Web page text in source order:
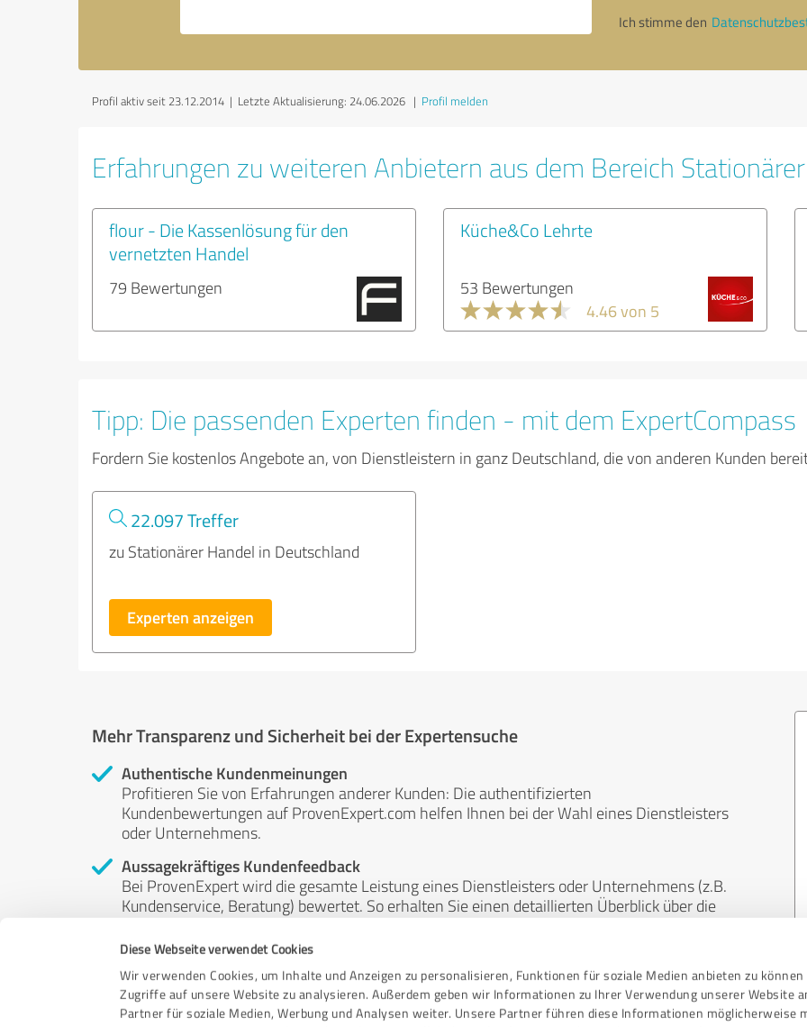
Diese Webseite verwendet Cookies
Wir verwenden Cookies, um Inhalte und Anzeigen zu personalisieren, Funktionen für soziale Medien anbieten zu können
Zugriffe auf unsere Website zu analysieren. Außerdem geben wir Informationen zu Ihrer Verwendung unserer Website
Partner für soziale Medien, Werbung und Analysen weiter. Unsere Partner führen diese Informationen möglicherweise
Ich stimme den
Profil aktiv seit 23.12.2014 | Letzte Aktualisierung: 24.06.2026 | Profil melden
Erfahrungen zu weiteren Anbietern aus dem Bereich
flour - Die Kassenlösung für den
vernetzten Handel
79 Bewertungen
Küche&Co Lehrte
53 Bewertungen
4.46 von 5
Tipp: Die passenden Experten finden - mit dem ExpertCompass
Fordern Sie kostenlos Angebote an, von Dienstleistern in ganz Deutschland, die von anderen Kunden
22.097 Treffer
zu Stationärer Handel in Deutschland
Experten anzeigen
Mehr Transparenz und Sicherheit bei der Expertensuche
Authentische Kundenmeinungen
Profitieren Sie von Erfahrungen anderer Kunden: Die authentifizierten
Kundenbewertungen auf ProvenExpert.com helfen Ihnen bei der Wahl eines Dienstleisters
oder Unternehmens.
Aussagekräftiges Kundenfeedback
Bei ProvenExpert wird die gesamte Leistung eines Dienstleisters oder Unternehmens (z.B.
Kundenservice, Beratung) bewertet. So erhalten Sie einen detaillierten Überblick über die
Unabhängige Bewertungen
ProvenExpert ist grundsätzlich kostenlos, unabhängig und neutral. Bewertungen von
Kunden erfolgen freiwillig, können nicht gekauft werden und sind weder finanziell noch
anderweitig beeinflussbar.